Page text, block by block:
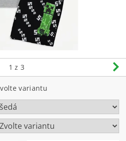
1 z 3
variantu